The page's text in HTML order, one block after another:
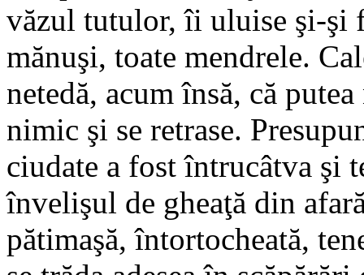
văzul tutulor, îi uluise şi-şi
mănuşi, toate mendrele.
netedă, acum însă, că
nimic şi se retrase.
ciudate a fost întrucâtva şi
învelişul de gheaţă din
pătimaşă, întortocheată,